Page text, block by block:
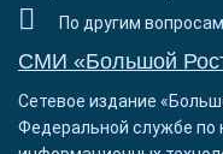
По другим
СМИ «Большой
Сетевое издание
Федеральной службе по